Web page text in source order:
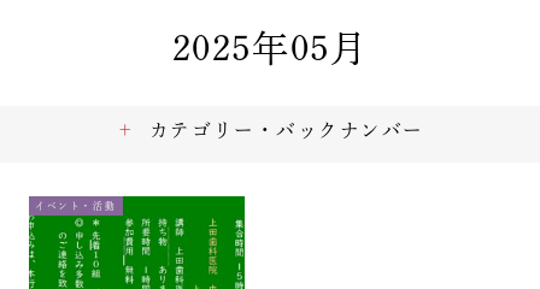
2025年05月
イベント・活動
カテゴリー・バックナンバー